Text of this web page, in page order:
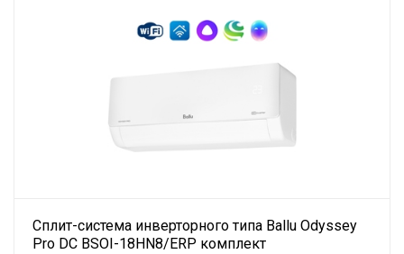
Сплит-система инверторного типа Ballu Odyssey
Pro DC BSOI-18HN8/ERP комплект